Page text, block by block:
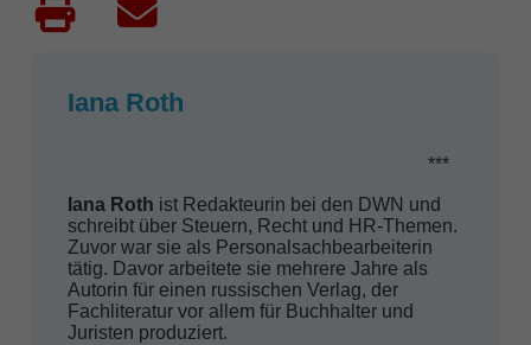
Iana Roth
***
Iana Roth ist Redakteurin bei den DWN und
schreibt über Steuern, Recht und HR-Themen.
Zuvor war sie als Personalsachbearbeiterin
tätig. Davor arbeitete sie mehrere Jahre als
Autorin für einen russischen Verlag, der
Fachliteratur vor allem für Buchhalter und
Juristen produziert.